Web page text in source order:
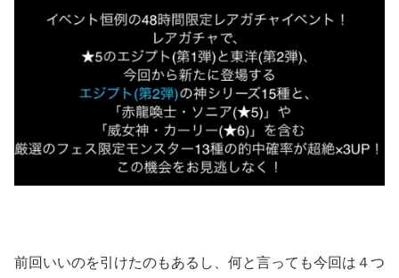
前回いいのを引けたのもあるし、何と言っても今回は４つ